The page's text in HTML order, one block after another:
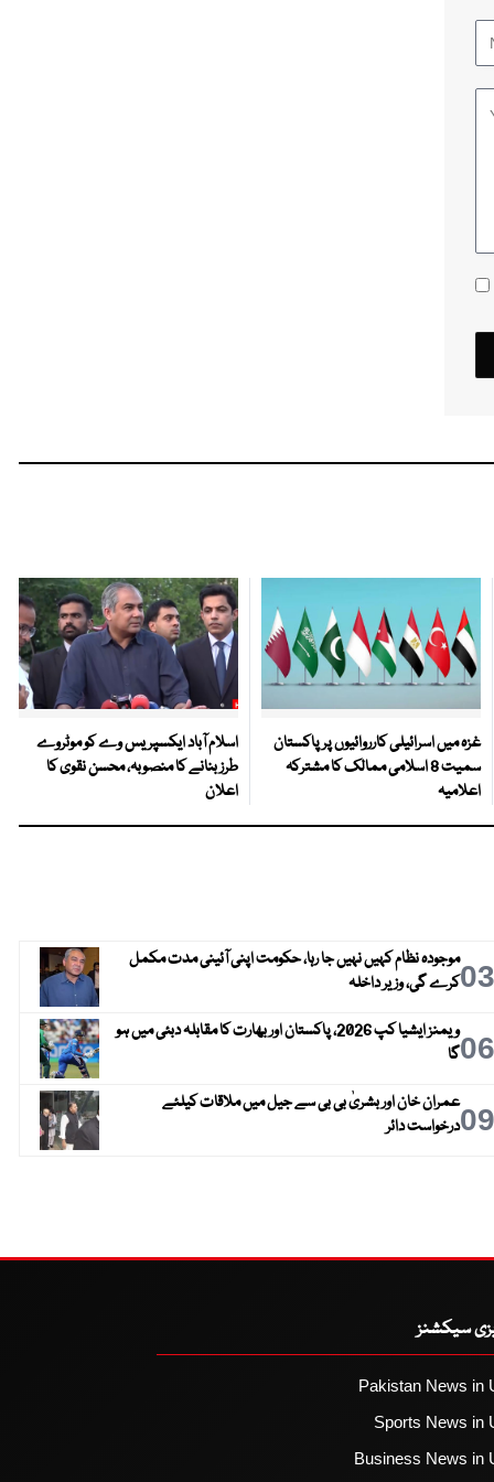
غزہ میں اسرائیلی کارروائیوں پر پاکستان
سمیت 8 اسلامی ممالک کا مشترکہ
اعلامیہ
اسلام آباد ایکسپریس وے کو موٹروے
طرز بنانے کا منصوبہ، محسن نقوی کا
اعلان
03موجودہ نظام کہیں نہیں جا رہا، حکومت اپنی آئینی مدت مکمل
کرے گی، وزیر داخلہ
06
ویمنز ایشیا کپ 2026، پاکستان اور بھارت کا مقابلہ دبئی میں ہو
گا
09عمران خان اور بشریٰ بی بی سے جیل میں ملاقات کیلئے
درخواست دائر
سیکشنز
Pakistan News in
Sports News in
Business News in